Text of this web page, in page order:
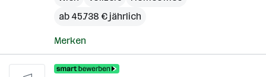
ab 45.738 € jährlich
Merken